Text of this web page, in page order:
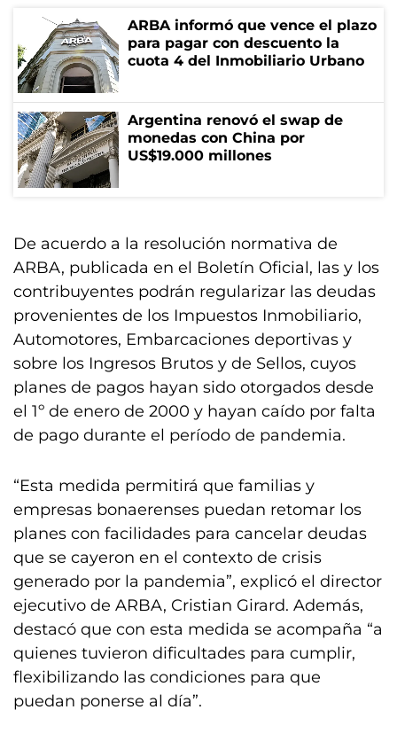
ARBA informó que vence el plazo
para pagar con descuento la
cuota 4 del Inmobiliario Urbano
Argentina renovó el swap de
monedas con China por
US$19.000 millones
De acuerdo a la resolución normativa de
ARBA, publicada en el Boletín Oficial, las y los
contribuyentes podrán regularizar las deudas
provenientes de los Impuestos Inmobiliario,
Automotores, Embarcaciones deportivas y
sobre los Ingresos Brutos y de Sellos, cuyos
planes de pagos hayan sido otorgados desde
el 1º de enero de 2000 y hayan caído por falta
de pago durante el período de pandemia.
“Esta medida permitirá que familias y
empresas bonaerenses puedan retomar los
planes con facilidades para cancelar deudas
que se cayeron en el contexto de crisis
generado por la pandemia”, explicó el director
ejecutivo de ARBA, Cristian Girard. Además,
destacó que con esta medida se acompaña “a
quienes tuvieron dificultades para cumplir,
flexibilizando las condiciones para que
puedan ponerse al día”.